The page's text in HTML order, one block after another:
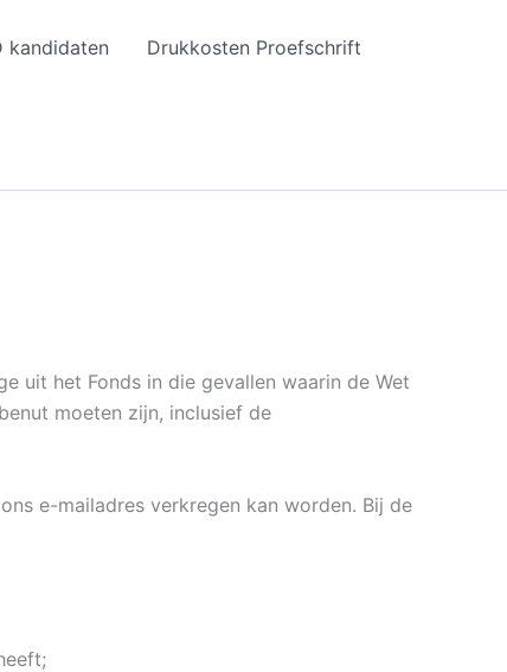
kandidaten Drukkosten Proefschrift
uit het Fonds in die gevallen waarin de Wet
moeten zijn, inclusief de
e-mailadres verkregen kan worden. Bij de